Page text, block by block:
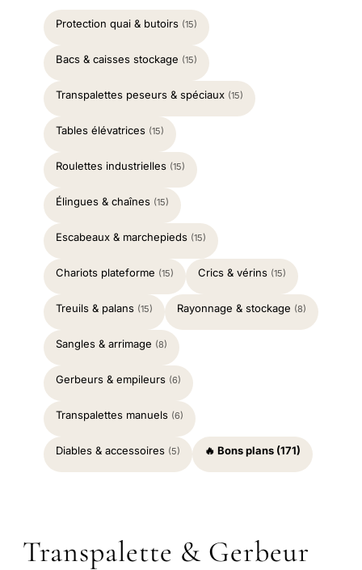
Protection quai & butoirs (15)
Bacs & caisses stockage (15)
Transpalettes peseurs & spéciaux (15)
Tables élévatrices (15)
Roulettes industrielles (15)
Élingues & chaînes (15)
Escabeaux & marchepieds (15)
Chariots plateforme (15) Crics & vérins (15)
Treuils & palans (15) Rayonnage & stockage (8)
Sangles & arrimage (8)
Gerbeurs & empileurs (6)
Transpalettes manuels (6)
Diables & accessoires (5) 🔥 Bons plans (171)
Transpalette & Gerbeur